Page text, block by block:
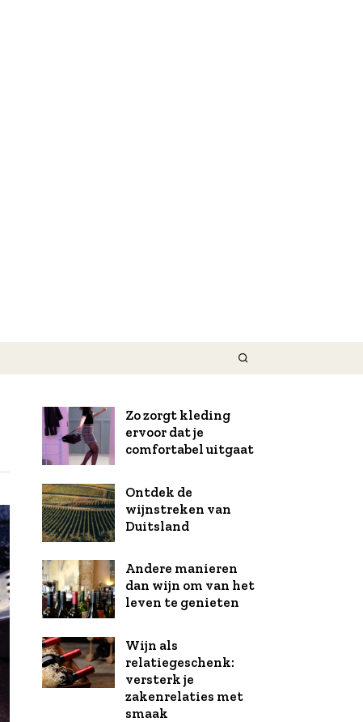
Zo zorgt kleding
ervoor dat je
comfortabel uitgaat
Ontdek de
wijnstreken van
Duitsland
Andere manieren
dan wijn om van het
leven te genieten
Wijn als
relatiegeschenk:
versterk je
zakenrelaties met
smaak